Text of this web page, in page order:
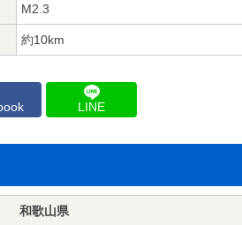
M2.3
約10km
LINE
和歌山県